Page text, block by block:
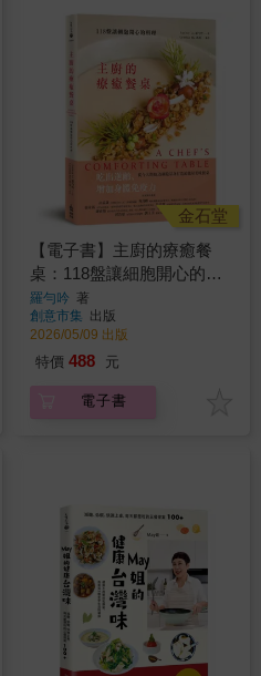
金石堂
【電子書】主廚的療癒餐
桌：118盤讓細胞開心的料
理
羅勻吟 著
創意市集 出版
2026/05/09 出版
特價 488 元
電子書